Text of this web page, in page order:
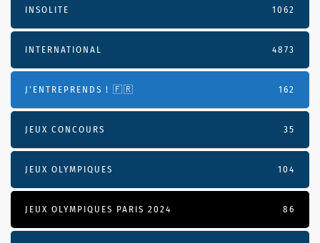
INSOLITE 1062
INTERNATIONAL 4873
J'ENTREPRENDS ! 🇫🇷 162
JEUX CONCOURS 35
JEUX OLYMPIQUES 104
JEUX OLYMPIQUES PARIS 2024 86